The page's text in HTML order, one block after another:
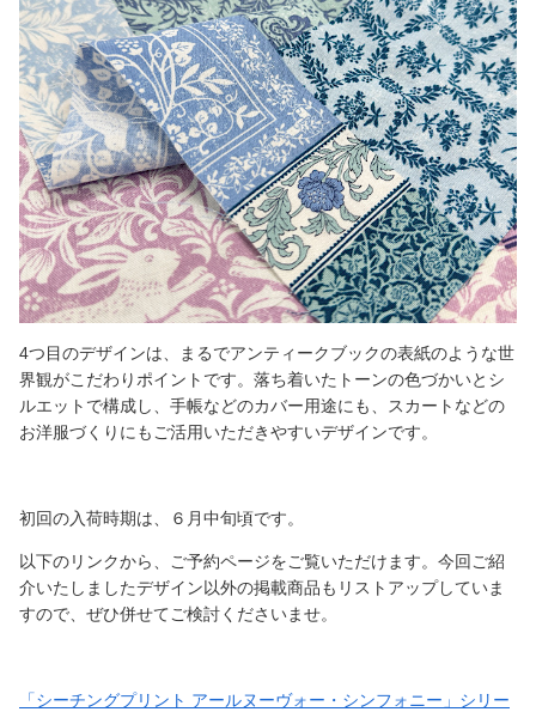
4つ目のデザインは、まるでアンティークブックの表紙のような世
界観がこだわりポイントです。落ち着いたトーンの色づかいとシ
ルエットで構成し、手帳などのカバー用途にも、スカートなどの
お洋服づくりにもご活用いただきやすいデザインです。
初回の入荷時期は、６月中旬頃です。
以下のリンクから、ご予約ページをご覧いただけます。今回ご紹
介いたしましたデザイン以外の掲載商品もリストアップしていま
すので、ぜひ併せてご検討くださいませ。
「シーチングプリント アールヌーヴォー・シンフォニー」シリー